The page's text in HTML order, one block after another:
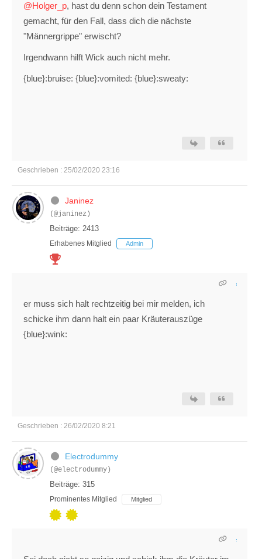
@Holger_p, hast du denn schon dein Testament
gemacht, für den Fall, dass dich die nächste
"Männergrippe" erwischt?
Irgendwann hilft Wick auch nicht mehr.
{blue}:bruise: {blue}:vomited: {blue}:sweaty:
Geschrieben : 25/02/2020 23:16
Janinez
(@janinez)
Beiträge: 2413
Erhabenes Mitglied Admin
er muss sich halt rechtzeitig bei mir melden, ich
schicke ihm dann halt ein paar Kräuterauszüge
{blue}:wink:
Geschrieben : 26/02/2020 8:21
Electrodummy
(@electrodummy)
Beiträge: 315
Prominentes Mitglied Mitglied